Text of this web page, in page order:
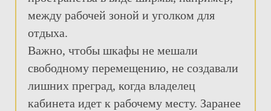
между рабочей зоной и уголком для
отдыха.
Важно, чтобы шкафы не мешали
свободному перемещению, не создавали
лишних преград, когда владелец
кабинета идет к рабочему месту. Заранее